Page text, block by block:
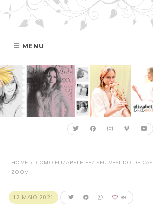
MENU
HOME
GALERIA
HOME ›
COMO ELIZABETH FEZ SEU VESTIDO DE
ZOOM
12 MAIO 2021 99